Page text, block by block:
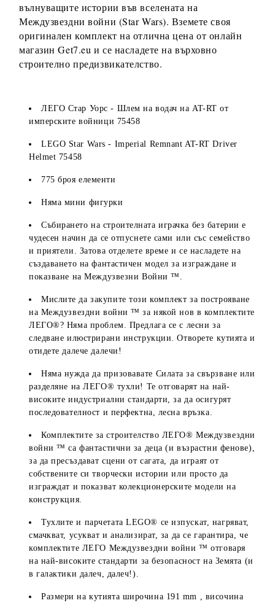
вълнуващите истории във вселената на
Междузвездни войни (Star Wars). Вземете своя
оригинален комплект на отлична цена от онлайн
магазин Get7.eu и се насладете на върховно
строително предизвикателство.
ЛЕГО Стар Уорс - Шлем на водач на AT-RT от
имперските войници 75458
LEGO Star Wars - Imperial Remnant AT-RT Driver
Helmet 75458
775 броя елементи
Няма мини фигурки
Събирането на строителната играчка без батерии е
чудесен начин да се отпуснете сами или със семейство
и приятели. Затова отделете време и се насладете на
създаването на фантастичен модел за изграждане и
показване на Междузвезни Войни ™.
Мислите да закупите този комплект за построяване
на Междузвездни войни ™ за някой нов в комплектите
ЛЕГО®? Няма проблем. Предлага се с лесни за
следване илюстрирани инструкции. Отворете кутията и
отидете далече далечи!
Няма нужда да призовавате Силата за свързване или
разделяне на ЛЕГО® тухли! Те отговарят на най-
високите индустриални стандарти, за да осигурят
последователност и перфектна, лесна връзка.
Комплектите за строителство ЛЕГО® Междузвездни
войни ™ са фантастични за деца (и възрастни фенове),
за да пресъздават сцени от сагата, да играят от
собствените си творчески истории или просто да
изграждат и показват колекционерските модели на
конструкция.
Тухлите и парчетата LEGO® се изпускат, нагряват,
смачкват, усукват и анализират, за да се гарантира, че
комплектите ЛЕГО Междузвездни войни ™ отговаря
на най-високите стандарти за безопасност на Земята (и
в галактики далеч, далеч!).
Размери на кутията широчина 191 mm , височина